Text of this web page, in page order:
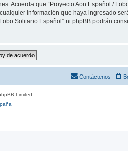
Acuerda que “Proyecto Aon Español /
información que haya ingresado
Solitario Español” ni phpBB podrán
Contáctenos
Limited